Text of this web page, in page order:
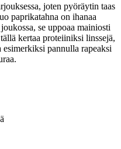
joten pyöräytin taas
paprikatahna on ihanaa
se uppoaa mainiosti
kertaa proteiiniksi linssejä,
pannulla rapeaksi